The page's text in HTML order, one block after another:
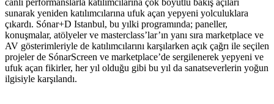
sunarak yeniden katılımcılarına ufuk açan yepyeni yolculuklara
çıkardı. Sónar+D Istanbul, bu yılki programında; paneller,
konuşmalar, atölyeler ve masterclass’lar’ın yanı sıra marketplace ve
AV gösterimleriyle de katılımcılarını karşılarken açık çağrı ile seçilen
projeler de SónarScreen ve marketplace’de sergilenerek yepyeni ve
ufuk açan fikirler, her yıl olduğu gibi bu yıl da sanatseverlerin yoğun
ilgisiyle karşılandı.